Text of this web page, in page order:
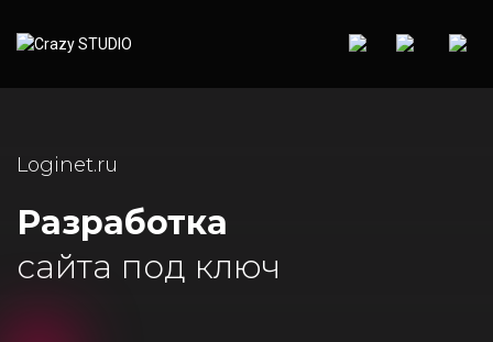
Loginet.ru
Разработка
сайта под ключ